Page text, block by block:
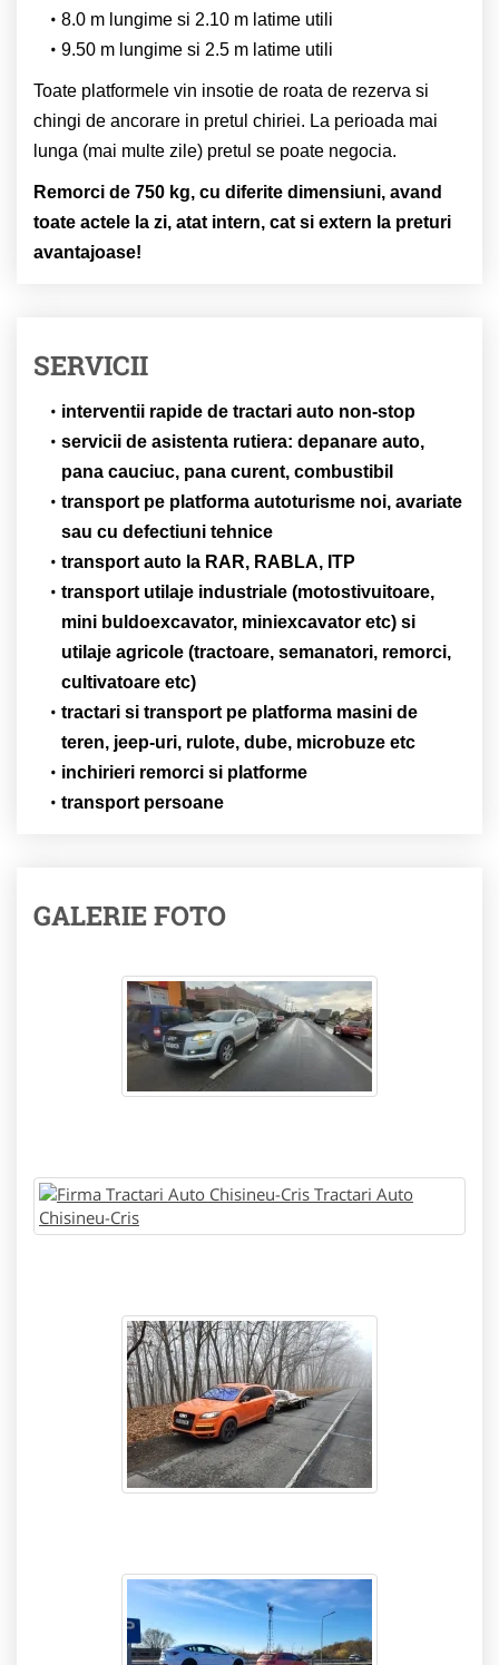
8.0 m lungime si 2.10 m latime utili
9.50 m lungime si 2.5 m latime utili
Toate platformele vin insotie de roata de rezerva si
chingi de ancorare in pretul chiriei. La perioada mai
lunga (mai multe zile) pretul se poate negocia.
Remorci de 750 kg, cu diferite dimensiuni, avand
toate actele la zi, atat intern, cat si extern la preturi
avantajoase!
SERVICII
interventii rapide de tractari auto non-stop
servicii de asistenta rutiera: depanare auto,
pana cauciuc, pana curent, combustibil
transport pe platforma autoturisme noi, avariate
sau cu defectiuni tehnice
transport auto la RAR, RABLA, ITP
transport utilaje industriale (motostivuitoare,
mini buldoexcavator, miniexcavator etc) si
utilaje agricole (tractoare, semanatori, remorci,
cultivatoare etc)
tractari si transport pe platforma masini de
teren, jeep-uri, rulote, dube, microbuze etc
inchirieri remorci si platforme
transport persoane
GALERIE FOTO